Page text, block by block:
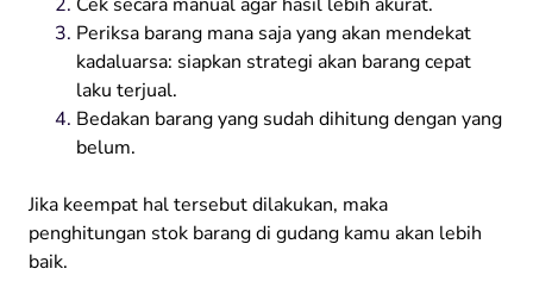
Periksa barang mana saja yang akan mendekat
kadaluarsa: siapkan strategi akan barang cepat
laku terjual.
Bedakan barang yang sudah dihitung dengan yang
belum.
Jika keempat hal tersebut dilakukan, maka
penghitungan stok barang di gudang kamu akan lebih
baik.